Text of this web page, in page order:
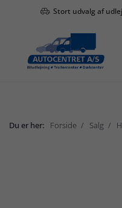
Stort udvalg af
Du er her: Forside Salg